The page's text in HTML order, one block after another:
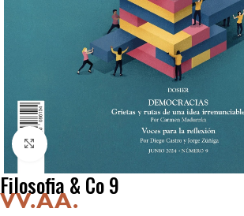
Click to enlarge
Filosofia & Co 9
VV.AA.